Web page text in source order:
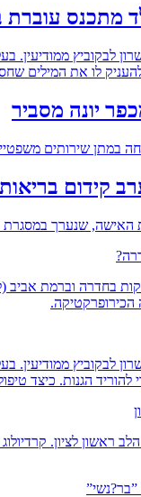
עוברת
לבקוביץ ממודיעין.
לו את המילים
יונה מסביר
במתן שירותים
קידום
האישה, שנערך במסגרת
בחדרה וברמת
הכירופרקטיקה.
לבקוביץ ממודיעין.
הגנות. כיצד טיפול
”בר?נשי”